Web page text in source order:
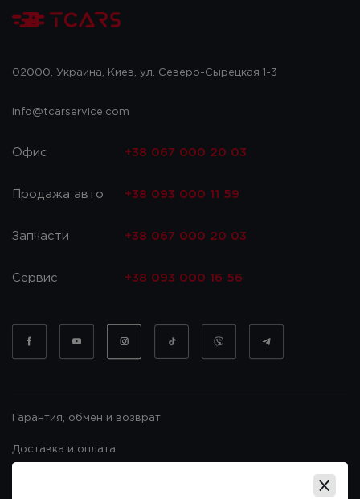
02000, Украина, Киев, ул. Северо-Сырецкая 1-3
info@tcarservice.com
Офис +38 067 000 20 03
Продажа авто +38 093 000 11 59
Запчасти +38 067 000 20 03
Сервис +38 093 000 16 56
Гарантия, обмен и возврат
Доставка и оплата